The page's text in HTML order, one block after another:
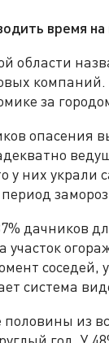
время на
области
компаний.
за
у них украли
дачников
участок
соседей,
система
половины из